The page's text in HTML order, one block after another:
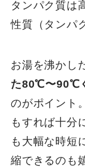
タンパク質は
性質（タンパ
お湯を沸かし
た80℃〜90℃
のがポイント
もすれば十分
も大幅な時短
縮できるのも